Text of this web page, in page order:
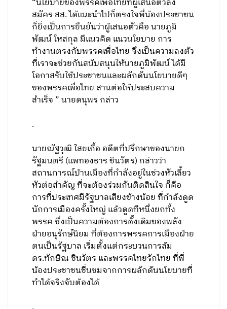
“นโยบายของพรรคเพื่อไทยที่ผู้เสนอตัวลง
สมัคร สส. ได้แนะนำไปก็ตรงใจพี่น้องประชาชน
ก็ยิ่งเป็นการยืนยันว่าผู้เสนอตัวคือ นายภูมิ
พัฒน์ โหสกุล มีแนวคิด แนวนโยบาย การ
ทำงานตรงกับพรรคเพื่อไทย จึงเป็นความลงตัว
ที่เราจะช่วยกันสนับสนุนให้นายภูมิพัฒน์ ได้มี
โอกาสรับใช้ประชาชนและผลักดันนโยบายดีๆ
ของพรรคเพื่อไทย สานต่อให้ประสบความ
สำเร็จ ” นายดนุพร กล่าว
.
นายณัฐวุฒิ ใสยเกื้อ อดีตที่ปรึกษาของนายก
รัฐมนตรี (แพทองธาร ชินวัตร) กล่าวว่า
สถานการณ์บ้านเมืองที่กำลังอยู่ในช่วงหัวเลี้ยว
หัวต่อสำคัญ ที่จะต้องร่วมกันติดสินใจ ก็คือ
การที่ประเทศมีรัฐบาลเสียงข้างน้อย ที่กำลังดูด
นักการเมืองครั้งใหญ่ แล้วดูดทีหนึ่งยกทั้ง
พรรค ซึ่งเป็นความต้องการดั้งเดิมของพลัง
ฝ่ายอนุรักษ์นิยม ที่ต้องการพรรคการเมืองฝ่าย
ตนเป็นรัฐบาล เริ่มตั้งแต่กระบวนการล้ม
ดร.ทักษิณ ชินวัตร และพรรคไทยรักไทย ที่พี่
น้องประชาชนชื่นชมจากการผลักดันนโยบายที่
ทำได้จริงจับต้องได้